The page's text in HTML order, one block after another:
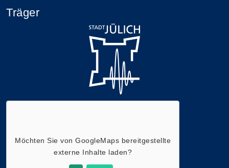
Träger
Möchten Sie vonGoogleMaps bereitgestellte
externe Inhalte laden?